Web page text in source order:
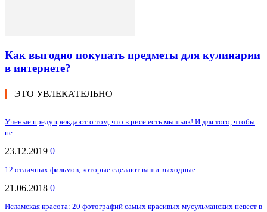
Как выгодно покупать предметы для кулинарии
в интернете?
ЭТО УВЛЕКАТЕЛЬНО
Ученые предупреждают о том, что в рисе есть мышьяк! И для того, чтобы
не...
23.12.2019 0
12 отличных фильмов, которые сделают ваши выходные
21.06.2018 0
Исламская красота: 20 фотографий самых красивых мусульманских невест в